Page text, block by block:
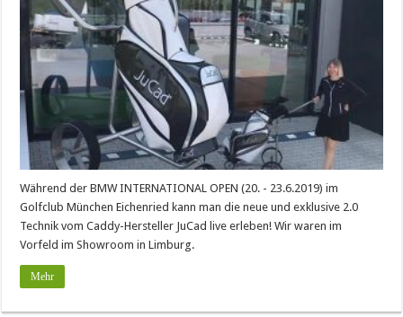
Während der BMW INTERNATIONAL OPEN (20. - 23.6.2019) im
Golfclub München Eichenried kann man die neue und exklusive 2.0
Technik vom Caddy-Hersteller JuCad live erleben! Wir waren im
Vorfeld im Showroom in Limburg.
Mehr